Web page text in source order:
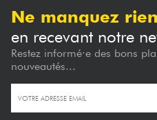
Ne manquez rien
en recevant notre
Restez informé·e des bons
nouveautés...